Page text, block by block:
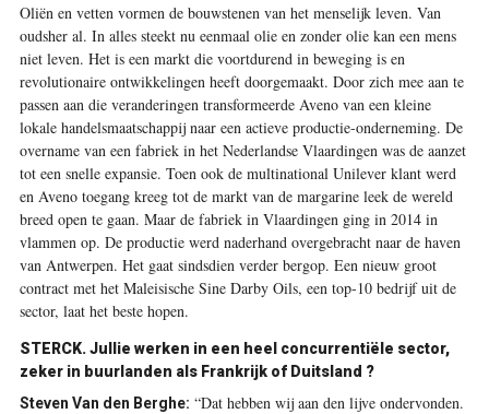
Oliën en vetten vormen de bouwstenen van het menselijk leven. Van
oudsher al. In alles steekt nu eenmaal olie en zonder olie kan een mens
niet leven. Het is een markt die voortdurend in beweging is en
revolutionaire ontwikkelingen heeft doorgemaakt. Door zich mee aan te
passen aan die veranderingen transformeerde Aveno van een kleine
lokale handelsmaatschappij naar een actieve productie-­onderneming. De
overname van een fabriek in het Nederlandse Vlaardingen was de aanzet
tot een snelle expansie. Toen ook de multinational Unilever klant werd
en Aveno toegang kreeg tot de markt van de margarine leek de wereld
breed open te gaan. Maar de fabriek in Vlaardingen ging in 2014 in
vlammen op. De productie werd naderhand overgebracht naar de haven
van Antwerpen. Het gaat sindsdien verder bergop. Een nieuw groot
contract met het Maleisische Sine Darby Oils, een top-10 bedrijf uit de
sector, laat het beste hopen.
STERCK. Jullie werken in een heel concurrentiële sector,
zeker in buurlanden als Frankrijk of Duitsland ?
Steven Van den Berghe: “Dat hebben wij aan den lijve ondervonden.